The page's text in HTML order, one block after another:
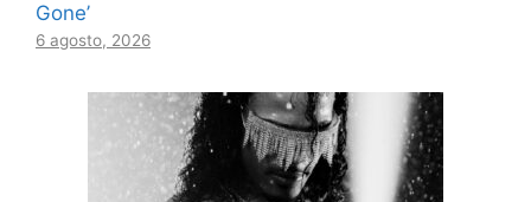
Gone’
6 agosto, 2026